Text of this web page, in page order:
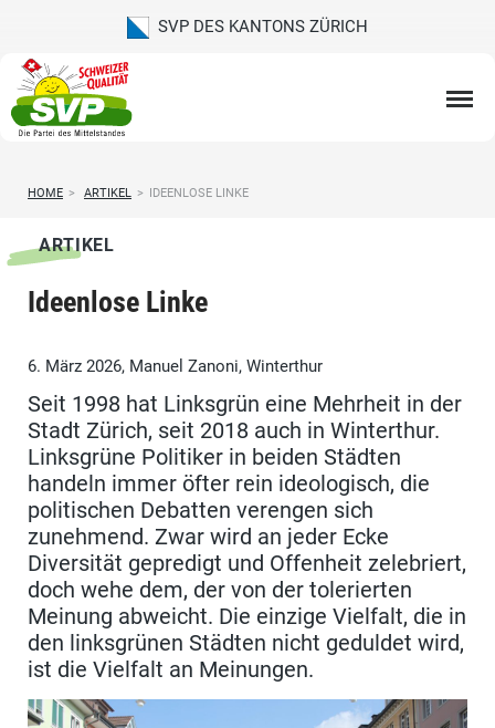
SVP DES KANTONS ZÜRICH
HOME > ARTIKEL > IDEENLOSE LINKE
ARTIKEL
Ideenlose Linke
6. März 2026, Manuel Zanoni, Winterthur
Seit 1998 hat Linksgrün eine Mehrheit in der
Stadt Zürich, seit 2018 auch in Winterthur.
Linksgrüne Politiker in beiden Städten
handeln immer öfter rein ideologisch, die
politischen Debatten verengen sich
zunehmend. Zwar wird an jeder Ecke
Diversität gepredigt und Offenheit zelebriert,
doch wehe dem, der von der tolerierten
Meinung abweicht. Die einzige Vielfalt, die in
den linksgrünen Städten nicht geduldet wird,
ist die Vielfalt an Meinungen.